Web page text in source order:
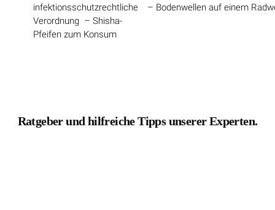
infektionsschutzrechtliche
Verordnung – Shisha-
Pfeifen zum Konsum
– Bodenwellen auf einem
Ratgeber und hilfreiche Tipps unserer Experten.